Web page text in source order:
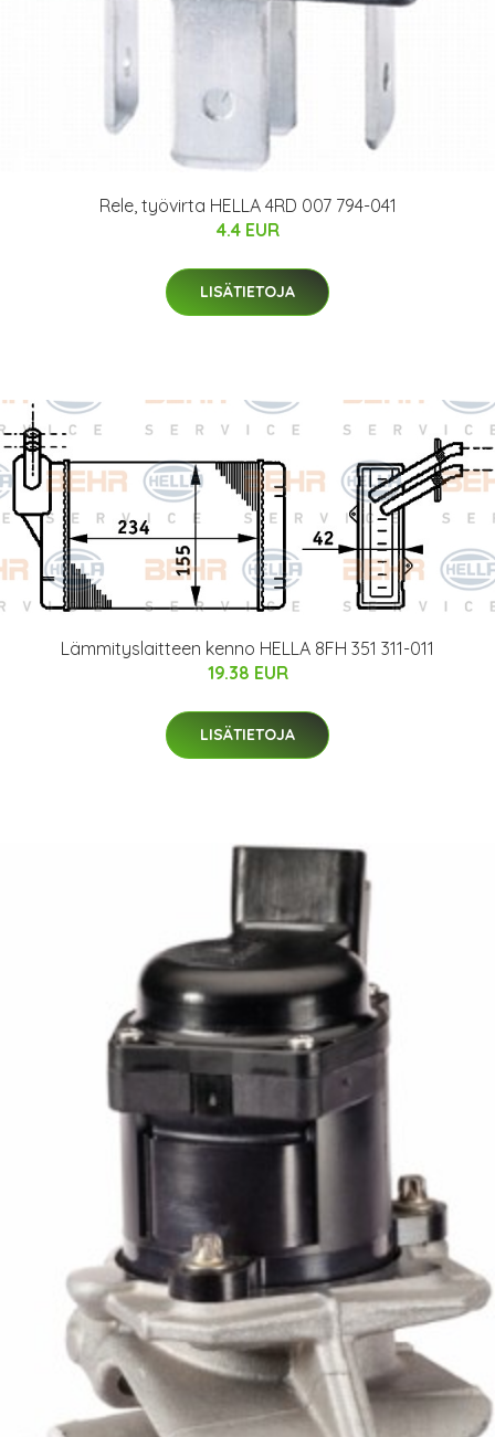
Rele, työvirta HELLA 4RD 007 794-041
4.4 EUR
LISÄTIETOJA
Lämmityslaitteen kenno HELLA 8FH 351 311-011
19.38 EUR
LISÄTIETOJA